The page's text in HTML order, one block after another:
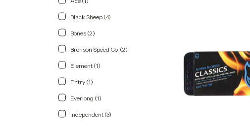
Black Sheep (4)
Bones (2)
Bronson Speed Co. (2)
Element (1)
Entry (1)
Everlong (1)
Independent (3)